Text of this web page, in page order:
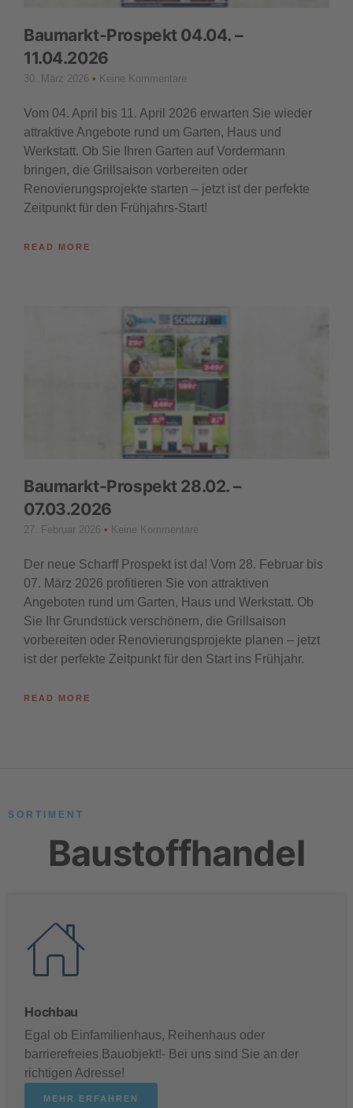
Baumarkt-Prospekt 04.04. –
11.04.2026
30. März 2026 Keine Kommentare
Vom 04. April bis 11. April 2026 erwarten Sie wieder
attraktive Angebote rund um Garten, Haus und
Werkstatt. Ob Sie Ihren Garten auf Vordermann
bringen, die Grillsaison vorbereiten oder
Renovierungsprojekte starten – jetzt ist der perfekte
Zeitpunkt für den Frühjahrs-Start!
READ MORE
Baumarkt-Prospekt 28.02. –
07.03.2026
27. Februar 2026 Keine Kommentare
Der neue Scharff Prospekt ist da! Vom 28. Februar bis
07. März 2026 profitieren Sie von attraktiven
Angeboten rund um Garten, Haus und Werkstatt. Ob
Sie Ihr Grundstück verschönern, die Grillsaison
vorbereiten oder Renovierungsprojekte planen – jetzt
ist der perfekte Zeitpunkt für den Start ins Frühjahr.
READ MORE
SORTIMENT
Baustoffhandel
Hochbau
Egal ob Einfamilienhaus, Reihenhaus oder
barrierefreies Bauobjekt!- Bei uns sind Sie an der
richtigen Adresse!
MEHR ERFAHREN